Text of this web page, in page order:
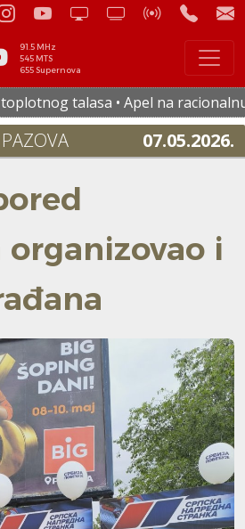
91.5 MHz
545 MTS
655 Supernova
• Apel na racionalnu
07.05.2026.
i